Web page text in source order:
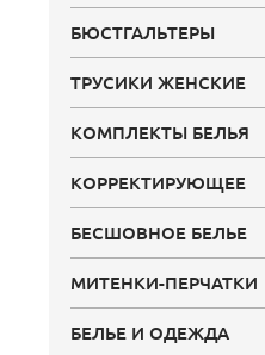
БЮСТГАЛЬТЕРЫ
ТРУСИКИ ЖЕНСКИЕ
КОМПЛЕКТЫ БЕЛЬЯ
КОРРЕКТИРУЮЩЕЕ
БЕСШОВНОЕ БЕЛЬЕ
МИТЕНКИ-ПЕРЧАТКИ
БЕЛЬЕ И ОДЕЖДА